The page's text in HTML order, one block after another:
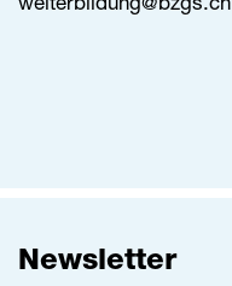
weiterbildung@bzgs.ch
Newsletter